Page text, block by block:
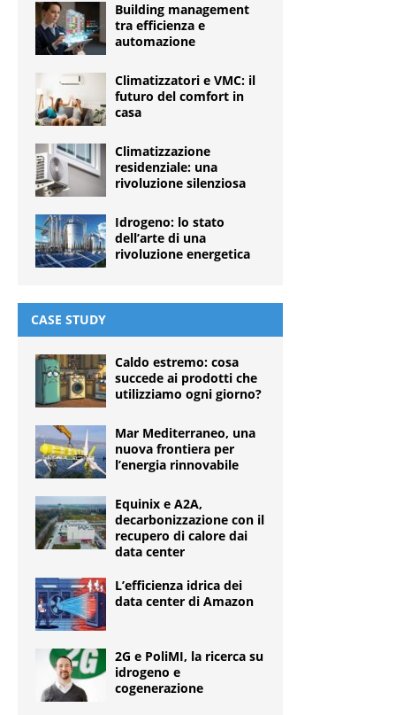
Building management
tra efficienza e
automazione
Climatizzatori e VMC: il
futuro del comfort in
casa
Climatizzazione
residenziale: una
rivoluzione silenziosa
Idrogeno: lo stato
dell’arte di una
rivoluzione energetica
CASE STUDY
Caldo estremo: cosa
succede ai prodotti che
utilizziamo ogni giorno?
Mar Mediterraneo, una
nuova frontiera per
l’energia rinnovabile
Equinix e A2A,
decarbonizzazione con il
recupero di calore dai
data center
L’efficienza idrica dei
data center di Amazon
2G e PoliMI, la ricerca su
idrogeno e
cogenerazione